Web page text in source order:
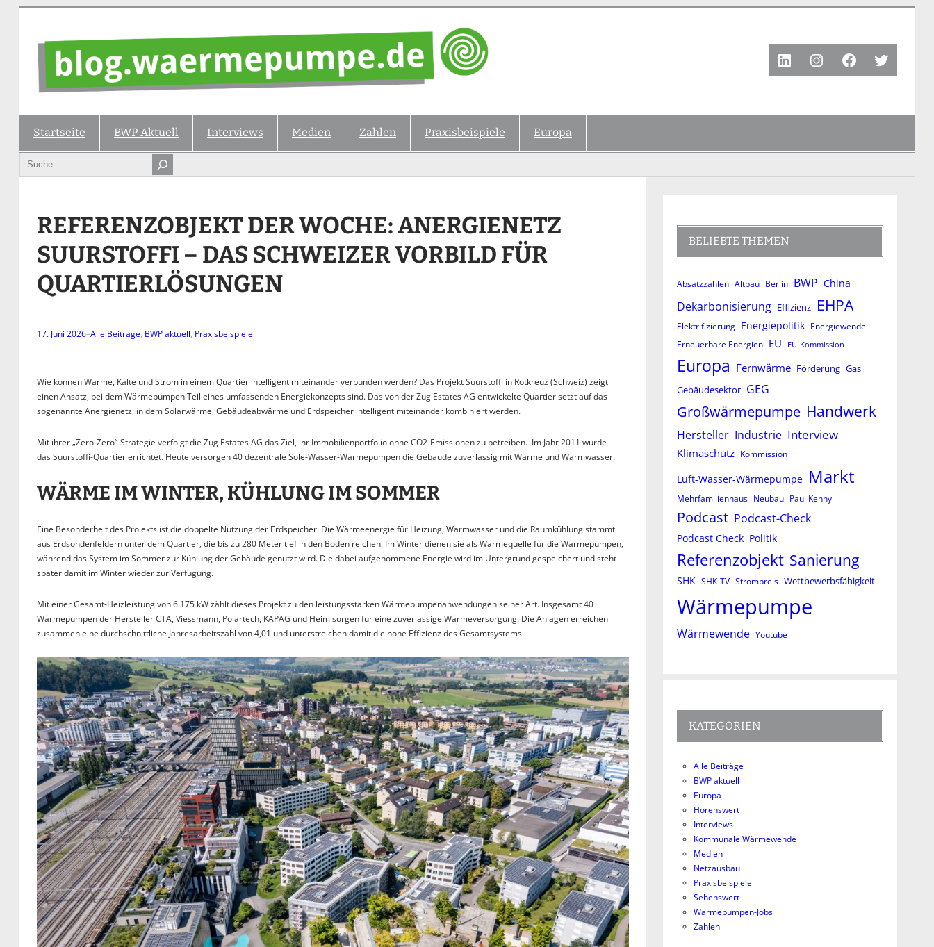
Zum
springen
LinkedInInstagram
Facebook
Twitter
Startseite BWP Aktuell Interviews Medien Zahlen Praxisbeispiele Europa
Search
REFERENZOBJEKT DER WOCHE: ANERGIENETZ
SUURSTOFFI – DAS SCHWEIZER VORBILD FÜR
QUARTIERLÖSUNGEN
17. Juni 2026–Alle Beiträge, BWP aktuell, Praxisbeispiele
Wie können Wärme, Kälte und Strom in einem Quartier intelligent miteinander verbunden werden? Das Projekt Suurstoffi in Rotkreuz (Schweiz) zeigt
einen Ansatz, bei dem Wärmepumpen Teil eines umfassenden Energiekonzepts sind. Das von der Zug Estates AG entwickelte Quartier setzt auf das
sogenannte Anergienetz, in dem Solarwärme, Gebäudeabwärme und Erdspeicher intelligent miteinander kombiniert werden.
Mit ihrer „Zero-Zero“-Strategie verfolgt die Zug Estates AG das Ziel, ihr Immobilienportfolio ohne CO2-Emissionen zu betreiben. Im Jahr 2011 wurde
das Suurstoffi-Quartier errichtet. Heute versorgen 40 dezentrale Sole-Wasser-Wärmepumpen die Gebäude zuverlässig mit Wärme und Warmwasser.
WÄRME IM WINTER, KÜHLUNG IM SOMMER
Eine Besonderheit des Projekts ist die doppelte Nutzung der Erdspeicher. Die Wärmeenergie für Heizung, Warmwasser und die Raumkühlung stammt
aus Erdsondenfeldern unter dem Quartier, die bis zu 280 Meter tief in den Boden reichen. Im Winter dienen sie als Wärmequelle für die Wärmepumpen,
während das System im Sommer zur Kühlung der Gebäude genutzt wird. Die dabei aufgenommene Energie wird im Untergrund gespeichert und steht
später damit im Winter wieder zur Verfügung.
Mit einer Gesamt-Heizleistung von 6.175 kW zählt dieses Projekt zu den leistungsstarken Wärmepumpenanwendungen seiner Art. Insgesamt 40
Wärmepumpen der Hersteller CTA, Viessmann, Polartech, KAPAG und Heim sorgen für eine zuverlässige Wärmeversorgung. Die Anlagen erreichen
zusammen eine durchschnittliche Jahresarbeitszahl von 4,01 und unterstreichen damit die hohe Effizienz des Gesamtsystems.
BELIEBTE THEMEN
Absatzzahlen Altbau Berlin BWP China
Dekarbonisierung Effizienz EHPA
Elektrifizierung Energiepolitik Energiewende
Erneuerbare Energien EU EU-Kommission
Europa Fernwärme Förderung Gas
Gebäudesektor GEG
Großwärmepumpe Handwerk
Hersteller Industrie Interview
Klimaschutz Kommission
Luft-Wasser-Wärmepumpe Markt
Mehrfamilienhaus Neubau Paul Kenny
Podcast Podcast-Check
Podcast Check Politik
Referenzobjekt Sanierung
SHK SHK-TV Strompreis Wettbewerbsfähigkeit
Wärmepumpe
Wärmewende Youtube
KATEGORIEN
Alle Beiträge
BWP aktuell
Europa
Hörenswert
Interviews
Kommunale Wärmewende
Medien
Netzausbau
Praxisbeispiele
Sehenswert
Wärmepumpen-Jobs
Zahlen